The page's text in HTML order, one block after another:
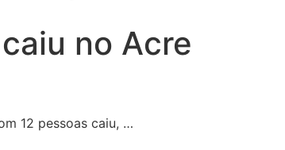
no Acre
12 pessoas caiu, …